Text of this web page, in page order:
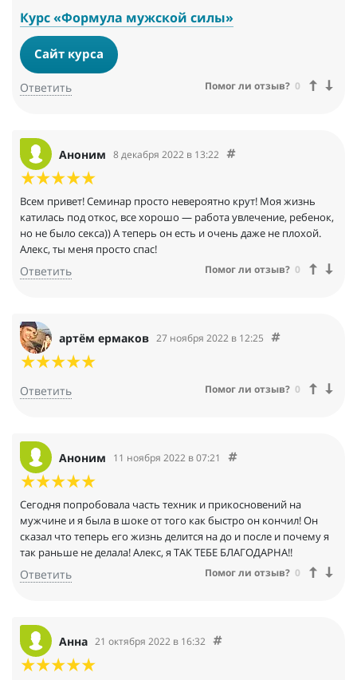
Курс «Формула мужской силы»
Сайт курса
Ответить Помог ли отзыв? 0
Аноним 8 декабря 2022 в 13:22
Всем привет! Семинар просто невероятно крут! Моя жизнь
катилась под откос, все хорошо — работа увлечение, ребенок,
но не было секса)) А теперь он есть и очень даже не плохой.
Алекс, ты меня просто спас!
Ответить Помог ли отзыв? 0
артём ермаков 27 ноября 2022 в 12:25
Ответить Помог ли отзыв? 0
Аноним 11 ноября 2022 в 07:21
Сегодня попробовала часть техник и прикосновений на
мужчине и я была в шоке от того как быстро он кончил! Он
сказал что теперь его жизнь делится на до и после и почему я
так раньше не делала! Алекс, я ТАК ТЕБЕ БЛАГОДАРНА!!
Ответить Помог ли отзыв? 0
Анна 21 октября 2022 в 16:32